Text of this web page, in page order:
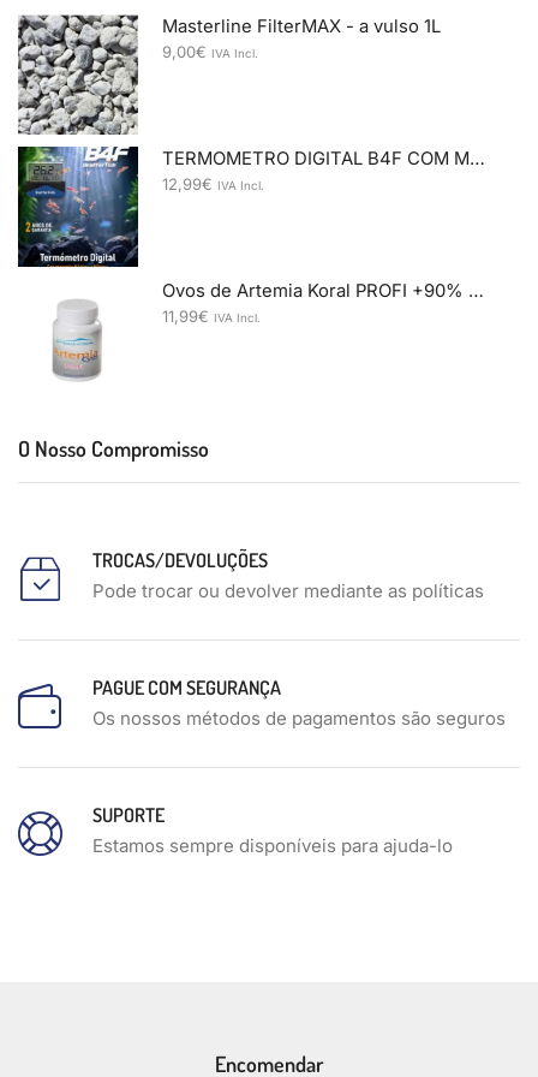
Masterline FilterMAX - a vulso 1L
9,00€ IVA Incl.
TERMOMETRO DIGITAL B4F COM MEMORIA
12,99€ IVA Incl.
Ovos de Artemia Koral PROFI +90% 50gr
11,99€ IVA Incl.
O Nosso Compromisso
TROCAS/DEVOLUÇÕES
Pode trocar ou devolver mediante as políticas
PAGUE COM SEGURANÇA
Os nossos métodos de pagamentos são seguros
SUPORTE
Estamos sempre disponíveis para ajuda-lo
Encomendar